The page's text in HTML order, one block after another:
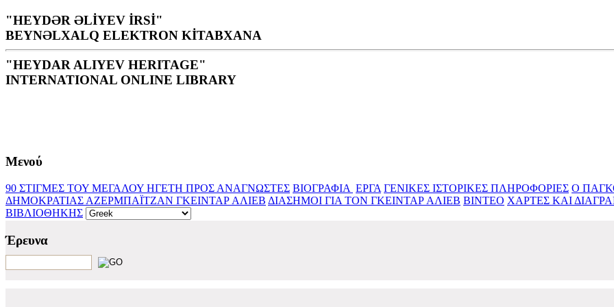
"HEYDƏR ƏLİYEV İRSİ"
BEYNƏLXALQ ELEKTRON KİTABXANA
"HEYDAR ALIYEV HERITAGE"
INTERNATIONAL ONLINE LIBRARY
Μενού
90 ΣΤΙΓΜΕΣ ΤΟΥ ΜΕΓΑΛΟΥ ΗΓΕΤΗ ΠΡΟΣ ΑΝΑΓΝΩΣΤΕΣ ΒΙΟΓΡΑΦΙΑ ‎ ΕΡΓΑ ΓΕΝΙΚΕΣ ΙΣΤΟΡΙΚΕΣ ΠΛΗΡΟΦΟΡΙΕΣ Ο
ΔΗΜΟΚΡΑΤΙΑΣ ΑΖΕΡΜΠΑΪΤΖΑΝ ΓΚΕΙΝΤΑΡ ΑΛΙΕΒ ΔΙΑΣΗΜΟΙ ΓΙΑ ΤΟΝ ΓΚΕΙΝΤΑΡ ΑΛΙΕΒ ΒΙΝΤΕΟ ΧΑΡΤΕΣ ΚΑΙ
ΒΙΒΛΙΟΘΗΚΗΣ
Έρευνα